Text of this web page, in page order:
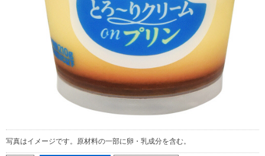
写真はイメージです。原材料の一部に卵・乳成分を含む。